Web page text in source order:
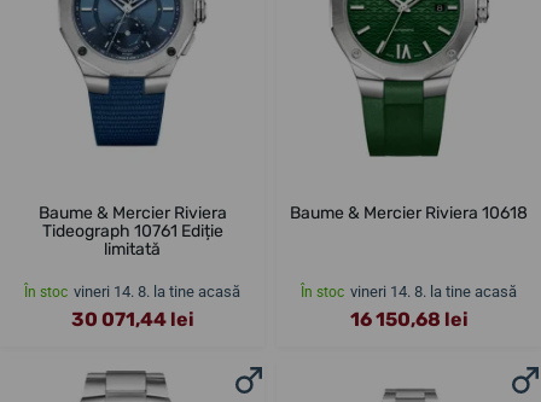
Baume & Mercier Riviera
Tideograph 10761 Ediție
limitată
În stoc vineri 14. 8. la tine acasă
30 071,44 lei
Baume & Mercier Riviera 10618
În stoc vineri 14. 8. la tine acasă
16 150,68 lei